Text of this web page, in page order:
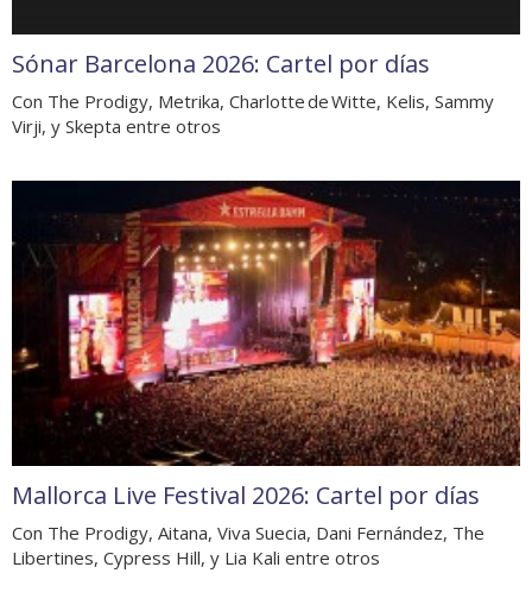
Sónar Barcelona 2026: Cartel por días
Con The Prodigy, Metrika, Charlotte de Witte, Kelis, Sammy
Virji, y Skepta entre otros
Mallorca Live Festival 2026: Cartel por días
Con The Prodigy, Aitana, Viva Suecia, Dani Fernández, The
Libertines, Cypress Hill, y Lia Kali entre otros